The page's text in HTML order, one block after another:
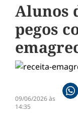
Alunos
pegos
09/06/2026 às
14:35